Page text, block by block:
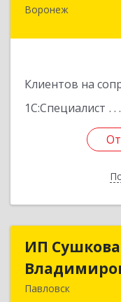
Воронеж
Клиентов на
1С:Специалист
ИП
Павловск